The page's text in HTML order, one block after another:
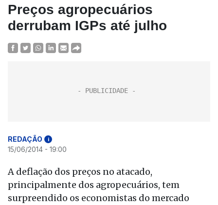
Preços agropecuários
derrubam IGPs até julho
REDAÇÃO i
15/06/2014 - 19:00
A deflação dos preços no atacado,
principalmente dos agropecuários, tem
surpreendido os economistas do mercado